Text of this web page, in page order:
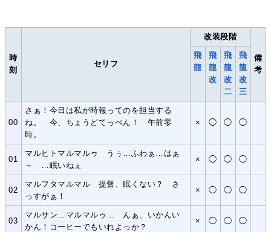
時
刻
セリフ
改装段階
備
考
飛
龍
飛
龍
改
飛
龍
改
二
飛
龍
改
三
00
さぁ！今日は私が時報ってのを担当する
ね。 今、ちょうどてっぺん！ 午前零
時。
× ◯ ◯ ◯
01
マルヒトマルマルゥ うぅ…ふわぁ…はぁ
～ …眠いねぇ
× ◯ ◯ ◯
02
マルフタマルマル 提督、眠くない？ さ
っすがぁ！
× ◯ ◯ ◯
03
マルサン…マルマルゥ… んぁ、いかんい
かん！コーヒーでもいれよっか？
× ◯ ◯ ◯